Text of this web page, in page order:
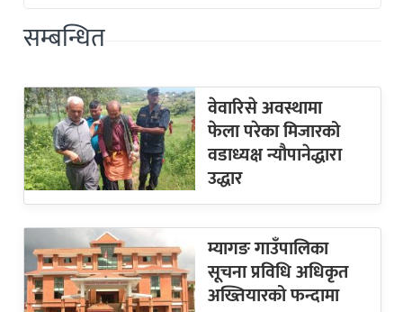
सम्बन्धित
वेवारिसे अवस्थामा
फेला परेका मिजारको
वडाध्यक्ष न्यौपानेद्धारा
उद्धार
म्यागङ गाउँपालिका
सूचना प्रविधि अधिकृत
अख्तियारको फन्दामा